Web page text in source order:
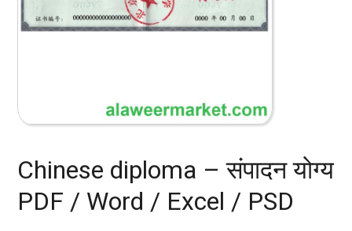
Chinese diploma – संपादन योग्य
PDF / Word / Excel / PSD